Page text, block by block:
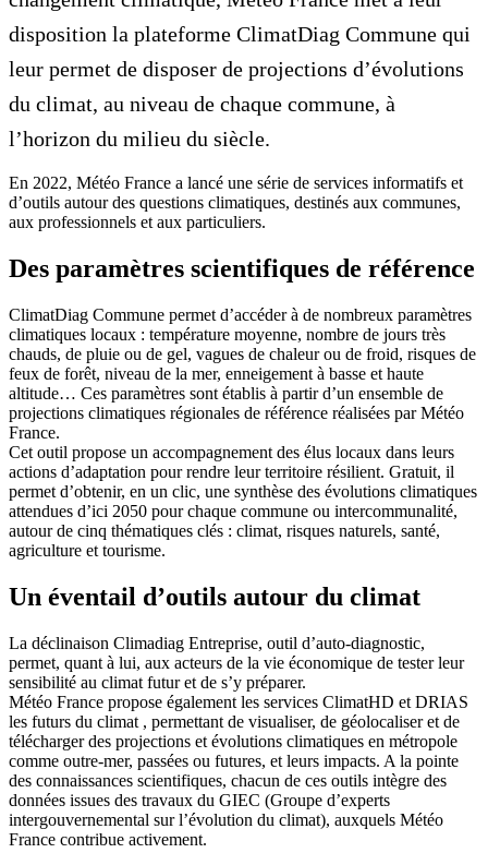
disposition la plateforme ClimatDiag Commune qui
leur permet de disposer de projections d’évolutions
du climat, au niveau de chaque commune, à
l’horizon du milieu du siècle.
En 2022, Météo France a lancé une série de services informatifs et
d’outils autour des questions climatiques, destinés aux communes,
aux professionnels et aux particuliers.
Des paramètres scientifiques de référence
ClimatDiag Commune permet d’accéder à de nombreux paramètres
climatiques locaux : température moyenne, nombre de jours très
chauds, de pluie ou de gel, vagues de chaleur ou de froid, risques de
feux de forêt, niveau de la mer, enneigement à basse et haute
altitude… Ces paramètres sont établis à partir d’un ensemble de
projections climatiques régionales de référence réalisées par Météo
France.
Cet outil propose un accompagnement des élus locaux dans leurs
actions d’adaptation pour rendre leur territoire résilient. Gratuit, il
permet d’obtenir, en un clic, une synthèse des évolutions climatiques
attendues d’ici 2050 pour chaque commune ou intercommunalité,
autour de cinq thématiques clés : climat, risques naturels, santé,
agriculture et tourisme.
Un éventail d’outils autour du climat
La déclinaison Climadiag Entreprise, outil d’auto-diagnostic,
permet, quant à lui, aux acteurs de la vie économique de tester leur
sensibilité au climat futur et de s’y préparer.
Météo France propose également les services ClimatHD et DRIAS
les futurs du climat , permettant de visualiser, de géolocaliser et de
télécharger des projections et évolutions climatiques en métropole
comme outre-mer, passées ou futures, et leurs impacts. A la pointe
des connaissances scientifiques, chacun de ces outils intègre des
données issues des travaux du GIEC (Groupe d’experts
intergouvernemental sur l’évolution du climat), auxquels Météo
France contribue activement.